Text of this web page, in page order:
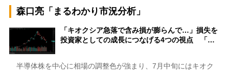
森口亮「まるわかり市況分析」
「キオクシア急落で含み損が膨らんで…」損失を
投資家としての成長につなげる4つの視点 「…
半導体株を中心に相場の調整色が強まり、7月中旬にはキオク